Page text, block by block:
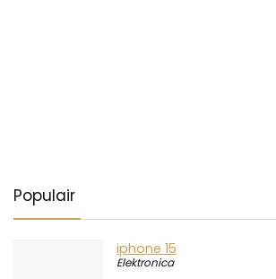
Populair
iphone 15
Elektronica